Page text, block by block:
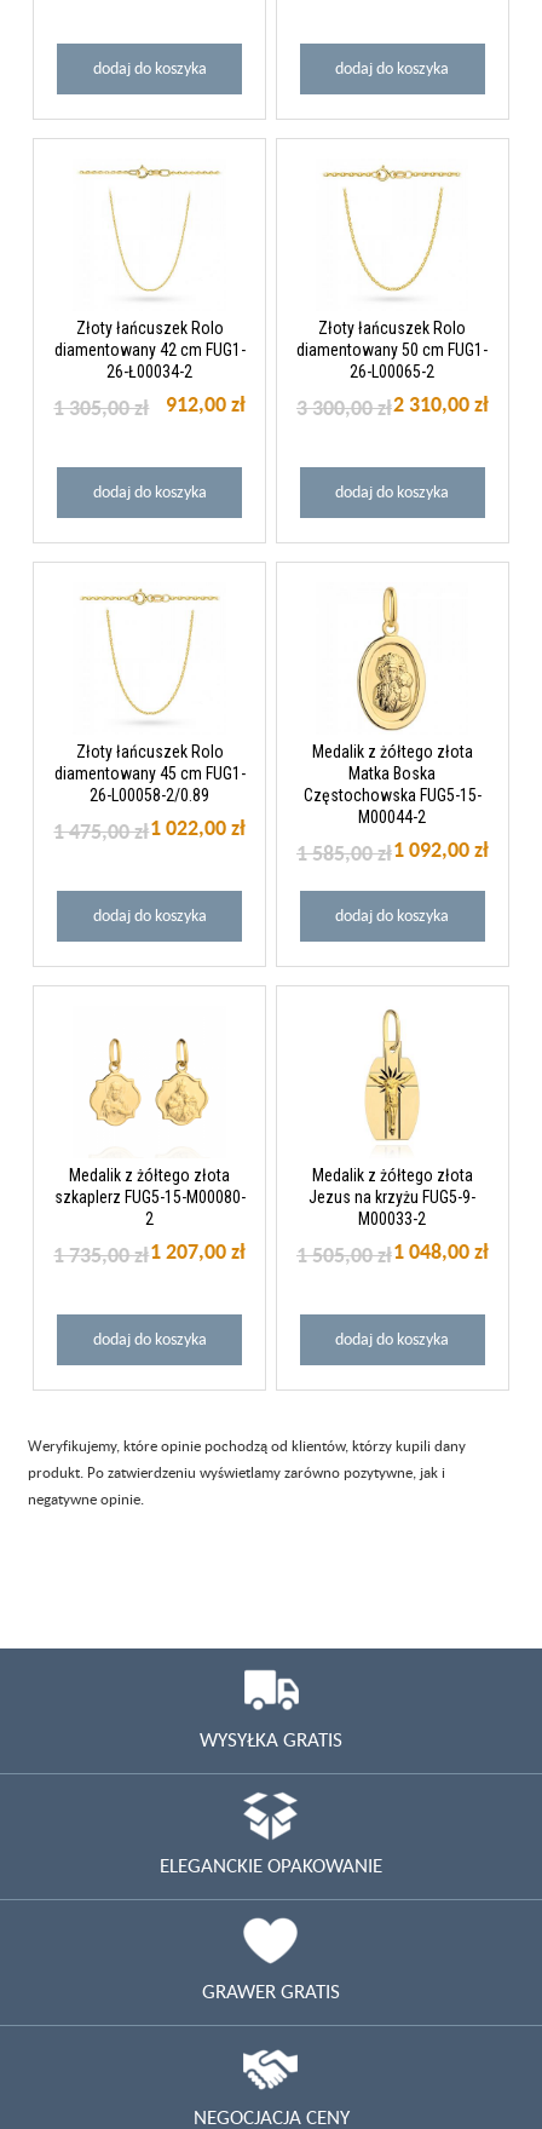
dodaj do koszyka dodaj do koszyka
Złoty łańcuszek Rolo
diamentowany 42 cm FUG1-
26-Ł00034-2
912,00 zł
1 305,00 zł
dodaj do koszyka
Złoty łańcuszek Rolo
diamentowany 50 cm FUG1-
26-L00065-2
2 310,00 zł
3 300,00 zł
dodaj do koszyka
Złoty łańcuszek Rolo
diamentowany 45 cm FUG1-
26-L00058-2/0.89
1 022,00 zł
1 475,00 zł
dodaj do koszyka
Medalik z żółtego złota
Matka Boska
Częstochowska FUG5-15-
M00044-2
1 092,00 zł
1 585,00 zł
dodaj do koszyka
Medalik z żółtego złota
szkaplerz FUG5-15-M00080-
2
1 207,00 zł
1 735,00 zł
dodaj do koszyka
Medalik z żółtego złota
Jezus na krzyżu FUG5-9-
M00033-2
1 048,00 zł
1 505,00 zł
dodaj do koszyka
Weryfikujemy, które opinie pochodzą od klientów, którzy kupili dany
produkt. Po zatwierdzeniu wyświetlamy zarówno pozytywne, jak i
negatywne opinie.
WYSYŁKA GRATIS
ELEGANCKIE OPAKOWANIE
GRAWER GRATIS
NEGOCJACJA CENY